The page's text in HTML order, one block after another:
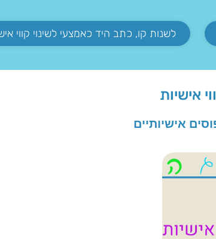
לשנות קו, כתב היד כאמצעי לשינוי קווי
אישיות
אישיותיים